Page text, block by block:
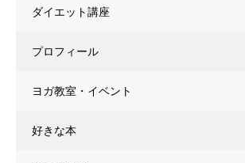
ダイエット講座
プロフィール
ヨガ教室・イベント
好きな本